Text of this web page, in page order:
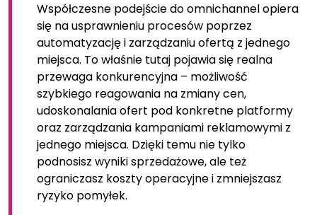
Współczesne podejście do omnichannel opiera
się na usprawnieniu procesów poprzez
automatyzację i zarządzaniu ofertą z jednego
miejsca. To właśnie tutaj pojawia się realna
przewaga konkurencyjna – możliwość
szybkiego reagowania na zmiany cen,
udoskonalania ofert pod konkretne platformy
oraz zarządzania kampaniami reklamowymi z
jednego miejsca. Dzięki temu nie tylko
podnosisz wyniki sprzedażowe, ale też
ograniczasz koszty operacyjne i zmniejszasz
ryzyko pomyłek.